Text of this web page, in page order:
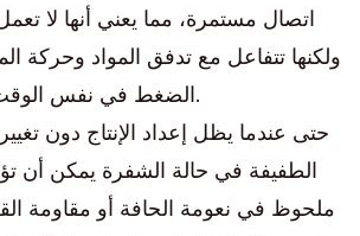
اتصال مستمرة، مما يعني أنها لا
ولكنها تتفاعل مع تدفق المواد وحركة
الضغط في نفس الوقت.
حتى عندما يظل إعداد الإنتاج دون
الطفيفة في حالة الشفرة يمكن أن
ملحوظ في نعومة الحافة أو مقاومة